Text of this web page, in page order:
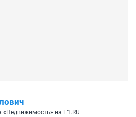
«Недвижимость» на E1.RU